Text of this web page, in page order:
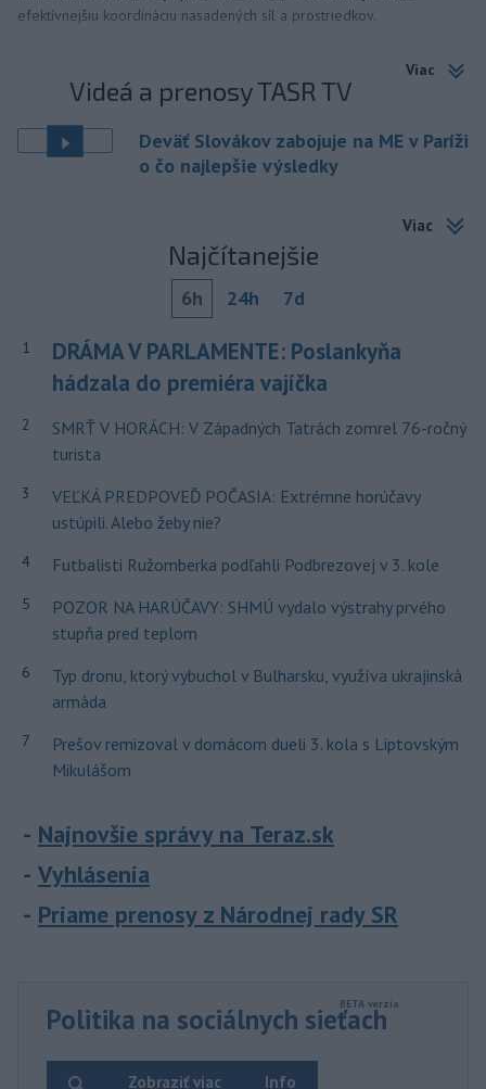
efektívnejšiu koordináciu nasadených síl a prostriedkov.
Viac
Videá a prenosy TASR TV
Deväť Slovákov zabojuje na ME v Paríži
o čo najlepšie výsledky
Viac
Najčítanejšie
6h 24h 7d
1
DRÁMA V PARLAMENTE: Poslankyňa
hádzala do premiéra vajíčka
2
SMRŤ V HORÁCH: V Západných Tatrách zomrel 76-ročný
turista
3
VEĽKÁ PREDPOVEĎ POČASIA: Extrémne horúčavy
ustúpili. Alebo žeby nie?
4 Futbalisti Ružomberka podľahli Podbrezovej v 3. kole
5
POZOR NA HARÚČAVY: SHMÚ vydalo výstrahy prvého
stupňa pred teplom
6
Typ dronu, ktorý vybuchol v Bulharsku, využíva ukrajinská
armáda
7
Prešov remizoval v domácom dueli 3. kola s Liptovským
Mikulášom
Najnovšie správy na Teraz.sk
Vyhlásenia
Priame prenosy z Národnej rady SR
Politika na sociálnych sieťach
Info
Zobraziť viac